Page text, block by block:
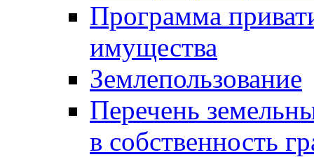
Программа
имущества
Землепользование
Перечень
в собственность